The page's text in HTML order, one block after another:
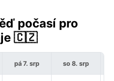
počasí pro
🇨🇿
pá 7. srp so 8. srp